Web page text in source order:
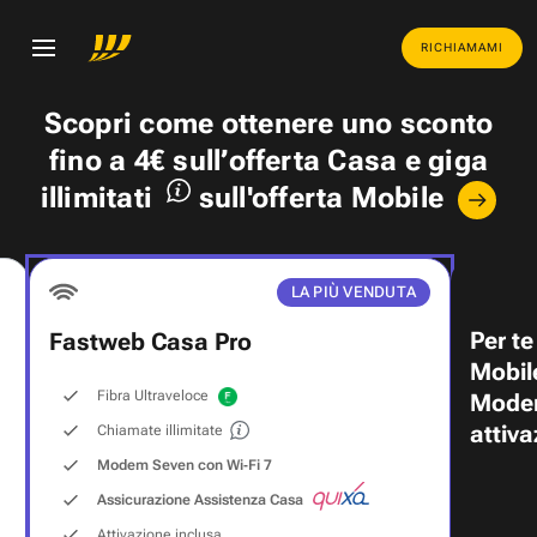
RICHIAMAMI
Scopri come ottenere uno sconto
fino a 4€ sull’offerta Casa egiga
illimitati
sull'offerta Mobile
LA PIÙ VENDUTA
Fastweb Casa Pro
Fibra Ultraveloce
Chiamate illimitate
Modem Seven con Wi‑Fi 7
Assicurazione Assistenza Casa
Per